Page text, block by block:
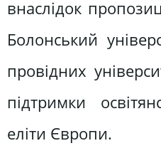
внаслідок
Болонський
провідних
підтримки
еліти Європи.